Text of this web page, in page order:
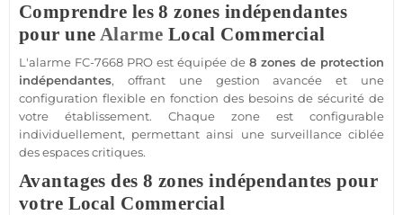
Comprendre les 8 zones indépendantes
pour une Alarme Local Commercial
L'alarme FC-7668 PRO est équipée de 8 zones de protection
indépendantes, offrant une gestion avancée et une
configuration flexible en fonction des besoins de sécurité de
votre établissement. Chaque zone est configurable
individuellement, permettant ainsi une surveillanceciblée
des espaces critiques.
Avantages des 8 zones indépendantes pour
votre Local Commercial